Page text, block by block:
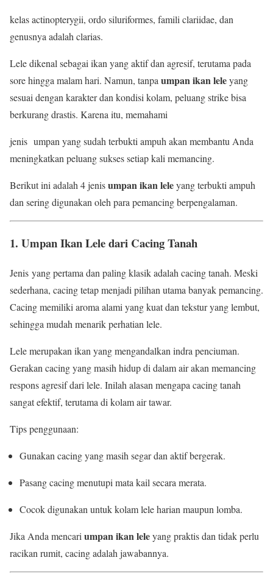
kelas actinopterygii, ordo siluriformes, famili clariidae, dan
genusnya adalah clarias.
Lele dikenal sebagai ikan yang aktif dan agresif, terutama pada
sore hingga malam hari. Namun, tanpaumpan ikan leleyang
sesuai dengan karakter dan kondisi kolam, peluang strike bisa
berkurang drastis. Karena itu, memahami
jenis umpan yang sudah terbukti ampuh akan membantu Anda
meningkatkan peluang sukses setiap kali memancing.
Berikut ini adalah 4 jenisumpan ikan leleyang terbukti ampuh
dan sering digunakan oleh para pemancing berpengalaman.
1. Umpan Ikan Lele dari Cacing Tanah
Jenis yang pertama dan paling klasik adalah cacing tanah. Meski
sederhana, cacing tetap menjadi pilihan utama banyak pemancing.
Cacing memiliki aroma alami yang kuat dan tekstur yang lembut,
sehingga mudah menarik perhatian lele.
Lele merupakan ikan yang mengandalkan indra penciuman.
Gerakan cacing yang masih hidup di dalam air akan memancing
respons agresif dari lele. Inilah alasan mengapa cacing tanah
sangat efektif, terutama di kolam air tawar.
Tips penggunaan:
Gunakan cacing yang masih segar dan aktif bergerak.
Pasang cacing menutupi mata kail secara merata.
Cocok digunakan untuk kolam lele harian maupun lomba.
Jika Anda mencari umpan ikan leleyang praktis dan tidak perlu
racikan rumit, cacing adalah jawabannya.